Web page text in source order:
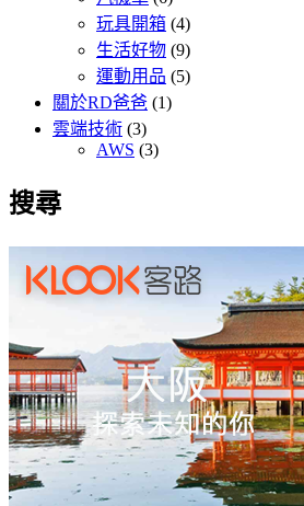
玩具開箱 (4)
生活好物 (9)
運動用品 (5)
關於RD爸爸 (1)
雲端技術 (3)
AWS (3)
搜尋